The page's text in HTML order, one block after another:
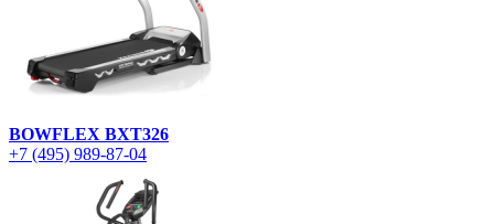
BOWFLEX BXT326
+7 (495) 989-87-04